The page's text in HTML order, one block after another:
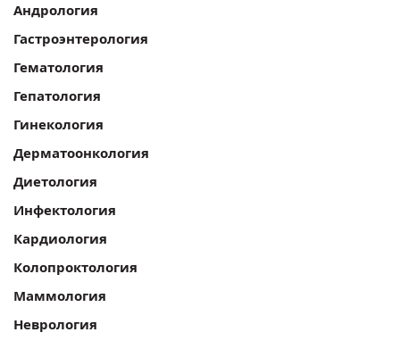
Андрология
Гастроэнтерология
Гематология
Гепатология
Гинекология
Дерматоонкология
Диетология
Инфектология
Кардиология
Колопроктология
Маммология
Неврология